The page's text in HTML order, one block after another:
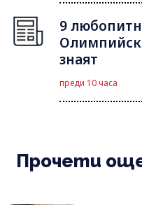
9
знаят
преди 10 часа
Прочети